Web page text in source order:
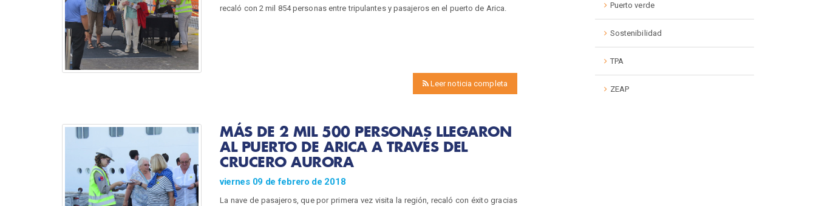
recaló con 2 mil 854 personas entre tripulantes y pasajeros en el puerto de Arica.
Leer noticia completa
MÁS DE 2 MIL 500 PERSONAS LLEGARON
AL PUERTO DE ARICA A TRAVÉS DEL
CRUCERO AURORA
viernes 09 de febrero de 2018
La nave de pasajeros, que por primera vez visita la región, recaló con éxito gracias
Puerto verde
Sostenibilidad
TPA
ZEAP